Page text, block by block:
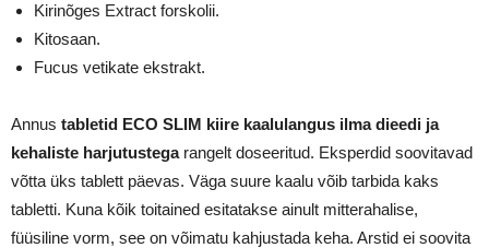
Kirinõges Extract forskolii.
Kitosaan.
Fucus vetikate ekstrakt.
Annus tabletid ECO SLIM kiire kaalulangus ilma dieedi ja
kehaliste harjutustegarangelt doseeritud. Eksperdid soovitavad
võtta üks tablett päevas. Väga suure kaalu võib tarbida kaks
tabletti. Kuna kõik toitained esitatakse ainult mitterahalise,
füüsiline vorm, see on võimatu kahjustada keha. Arstid ei soovita